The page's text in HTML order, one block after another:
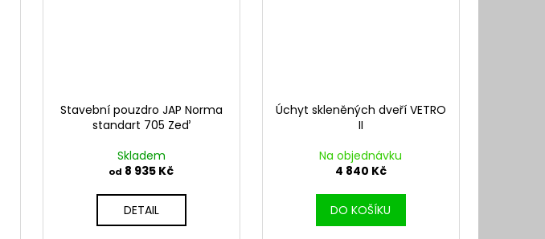
Stavební pouzdro JAP Norma
standart 705 Zeď
Skladem
od 8 935 Kč
DETAIL
Úchyt skleněných dveří VETRO
II
Na objednávku
4 840 Kč
DO KOŠÍKU